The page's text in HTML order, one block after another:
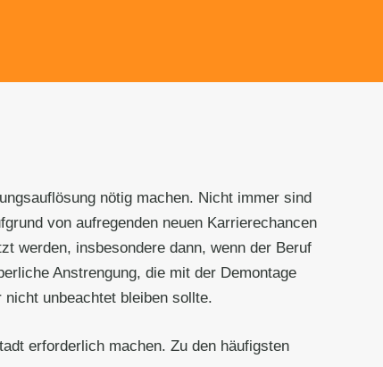
nötig machen. Nicht immer sind
von aufregenden neuen Karrierechancen
werden, insbesondere dann, wenn der Beruf
Anstrengung, die mit der Demontage
unbeachtet bleiben sollte.
erforderlich machen. Zu den häufigsten